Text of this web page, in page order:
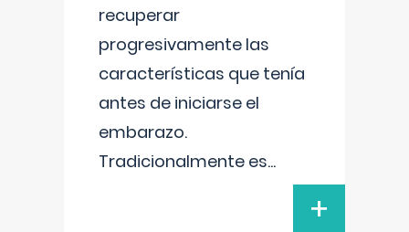
recuperar
progresivamente las
características que tenía
antes de iniciarse el
embarazo.
Tradicionalmente es...
+